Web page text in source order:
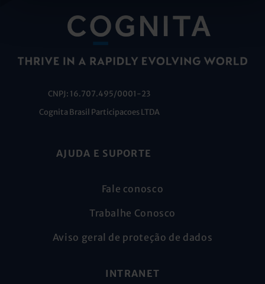
CNPJ: 16.707.495/0001-23
Cognita Brasil Participacoes LTDA
AJUDA E SUPORTE
Fale conosco
Trabalhe Conosco
Aviso geral de proteção de dados
INTRANET